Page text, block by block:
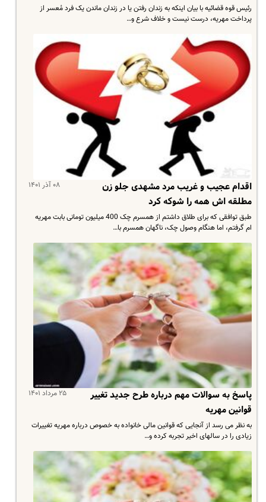
رئیس قوه قضائیه با بیان اینکه به زندان رفتن یا در زندان ماندن یک فرد مُعسر از
پرداخت مهریه، درست نیست و خلاف شرع و…
۰۸ آذر ۱۴۰۱
اقدام عجیب و غریب مرد مشهدی جلو زن
مطلقه اش همه را شوکه کرد
طبق توافقی که برای طلاق داشتم از همسرم چک 400 میلیون تومانی بابت مهریه
ام گرفتم، اما هنگام وصول چک، ناگهان همسرم با…
۲۵ مرداد ۱۴۰۱
پاسخ به سوالات مهم درباره طرح جدید تغییر
قوانین مهریه
به نظر می رسد از آنجایی که قوانین مالی خانواده به خصوص درباره مهریه تغییرات
زیادی را در سالهای اخیر تجربه کرده و…